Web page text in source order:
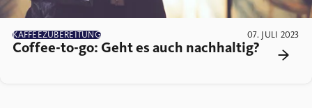
KAFFEEZUBEREITUNG 07. JULI 2023
Coffee-to-go: Geht es auch nachhaltig?